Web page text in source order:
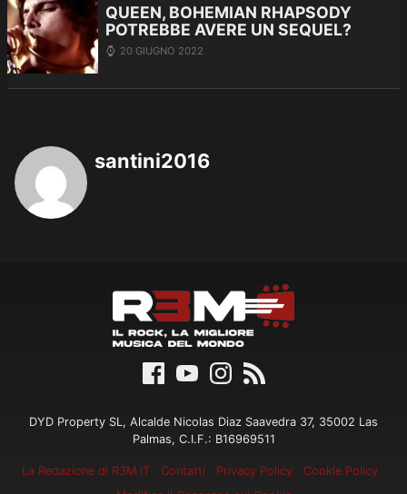
QUEEN, BOHEMIAN RHAPSODY
POTREBBE AVERE UN SEQUEL?
20 GIUGNO 2022
santini2016
DYD Property SL, Alcalde Nicolas Diaz Saavedra 37, 35002 Las
Palmas, C.I.F.: B16969511
La Redazione di R3M.IT Contatti Privacy Policy
Cookie Policy